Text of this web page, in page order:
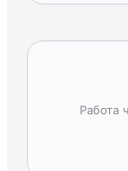
Работа